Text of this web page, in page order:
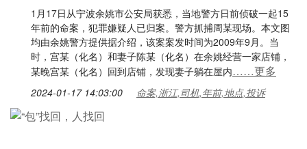
1月17日从宁波余姚市公安局获悉，当地警方日前侦破一起15
年前的命案，犯罪嫌疑人已归案。警方抓捕周某现场。本文图
均由余姚警方提供据介绍，该案案发时间为2009年9月。当
时，宫某（化名）和妻子陈某（化名）在余姚经营一家店铺，
某晚宫某（化名）回到店铺，发现妻子躺在屋内……更多
2024-01-17 14:03:00 命案,浙江,司机,年前,地点,投诉